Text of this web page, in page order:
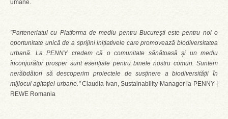
umane.
"Parteneriatul cu Platforma de mediu pentru București este pentru noi o
oportunitate unică de a sprijini inițiativele care promovează biodiversitatea
urbană. La PENNY credem că o comunitate sănătoasă și un mediu
înconjurător prosper sunt esențiale pentru binele nostru comun. Suntem
nerăbdători să descoperim proiectele de susținere a biodiversității în
mijlocul agitației urbane."Claudia Ivan, Sustainability Manager la PENNY |
REWE Romania